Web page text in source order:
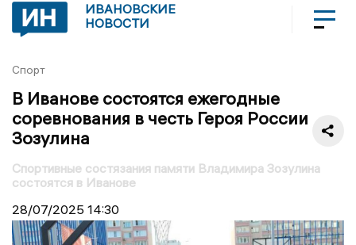
ИВАНОВСКИЕ
НОВОСТИ
Спорт
В Иванове состоятся ежегодные
соревнования в честь Героя России
Зозулина
Спортивные состязания памяти Владимира Зозулина
состоятся в Иванове
28/07/2025 14:30